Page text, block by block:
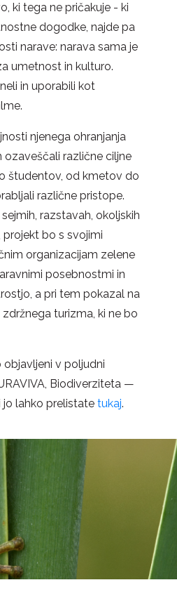
ki tega ne pričakuje - ki
dogodke, najde pa
narave: narava sama je
umetnost in kulturo.
in uporabili kot
njenega ohranjanja
različne ciljne
študentov, od kmetov do
različne pristope.
razstavah, okoljskih
projekt bo s svojimi
organizacijam zelene
posebnostmi in
a pri tem pokazal na
turizma, ki ne bo
v poljudni
Biodiverziteta —
jo lahko prelistate tukaj.